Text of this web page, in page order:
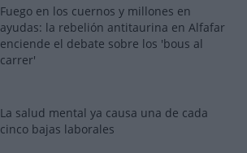
Fuego en los cuernos y millones en
ayudas: la rebelión antitaurina en Alfafar
enciende el debate sobre los 'bous al
carrer'
La salud mental ya causa una de cada
cinco bajas laborales